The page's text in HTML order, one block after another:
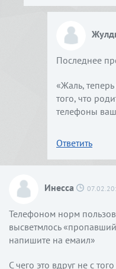
Последнее
«Жаль,
того, что
телефоны
Ответить
Инесса
Телефоном норм
высветмлось
напишите на емаил»
С чего это вдруг не с